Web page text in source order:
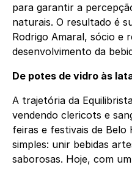
para garantir a
naturais. O resultado é
Rodrigo Amaral, sócio e
desenvolvimento da
De potes de vidro às
A trajetória da
vendendo clericots e
feiras e festivais de Belo
simples: unir bebidas
saborosas. Hoje, com